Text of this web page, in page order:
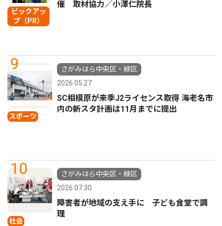
ピックアッ
プ（PR）
催 取材協力／小澤仁院長
9
スポーツ
さがみはら中央区・緑区
2026.05.27
SC相模原が来季J2ライセンス取得 海老名市
内の新スタ計画は11月までに提出
10
社会
さがみはら中央区・緑区
2026.07.30
障害者が地域の支え手に 子ども食堂で調
理